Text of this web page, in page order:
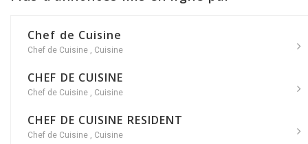
Chef de Cuisine
Chef de Cuisine , Cuisine
CHEF DE CUISINE
Chef de Cuisine , Cuisine
CHEF DE CUISINE RESIDENT
Chef de Cuisine , Cuisine